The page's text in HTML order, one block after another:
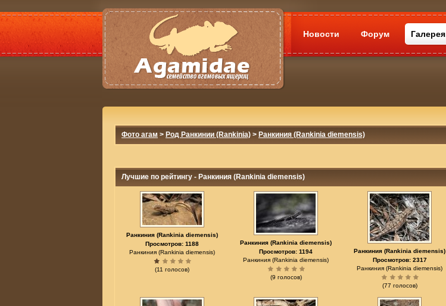
Новости Форум Галерея
Фото агам > Род Ранкинии (Rankinia) > Ранкиния (Rankinia diemensis)
Лучшие по рейтингу - Ранкиния (Rankinia diemensis)
Ранкиния (Rankinia diemensis)
Просмотров: 1188
Ранкиния (Rankinia diemensis)
(11 голосов)
Ранкиния (Rankinia diemensis)
Просмотров: 1194
Ранкиния (Rankinia diemensis)
(9 голосов)
Ранкиния (Rankinia diemensis)
Просмотров: 2317
Ранкиния (Rankinia diemensis)
(77 голосов)